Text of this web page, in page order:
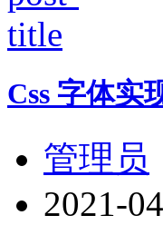
Css 字体实
管理员
2021-